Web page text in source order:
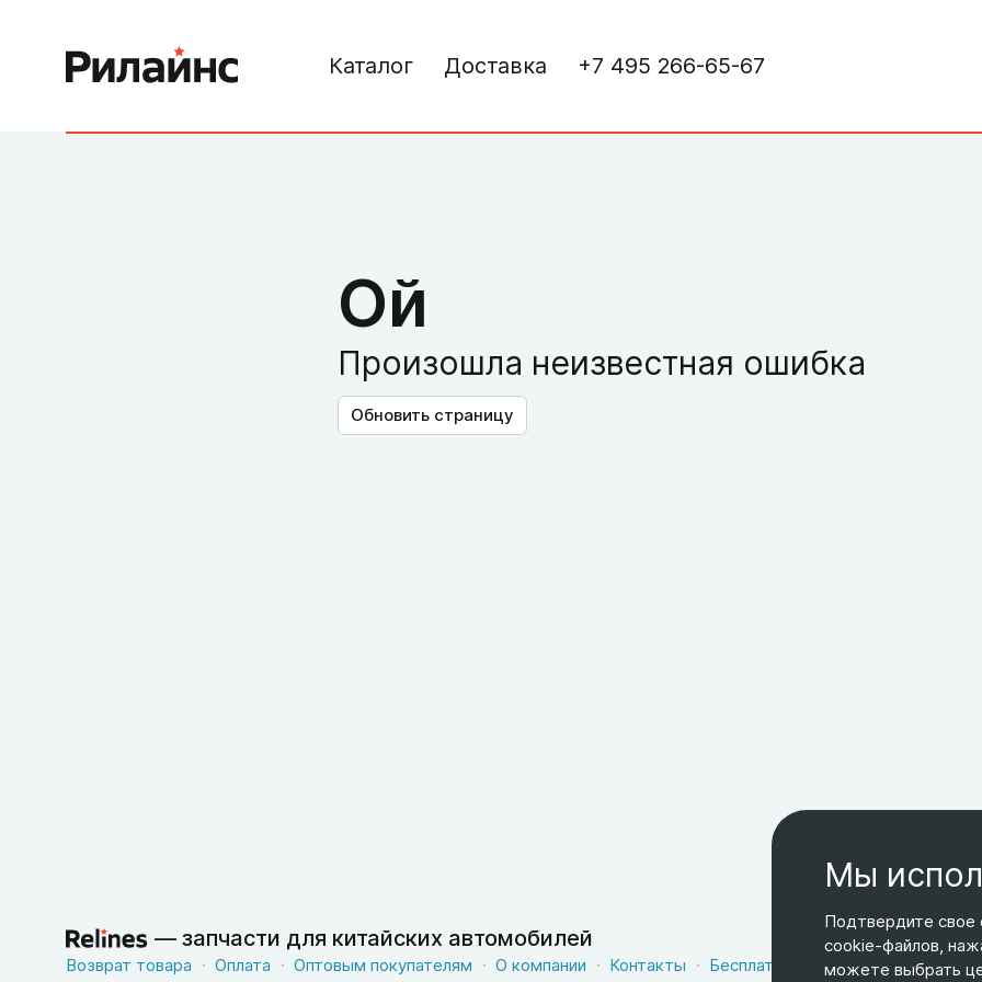
Каталог Доставка +7 495 266-65-67
Ой
Произошла неизвестная ошибка
Обновить страницу
— запчасти для китайских автомобилей
Возврат товара Оплата Оптовым покупателям О компании Контакты Бесплатная доставка
Оферта
Мы
Подтвердите свое
cookie-файлов,
можете выбрать